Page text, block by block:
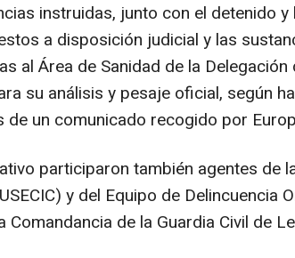
instruidas, junto con el detenido
a disposición judicial y las
al Área de Sanidad de la Delegación
su análisis y pesaje oficial, según
de un comunicado recogido por
participaron también agentes de
y del Equipo de Delincuencia
Comandancia de la Guardia Civil de